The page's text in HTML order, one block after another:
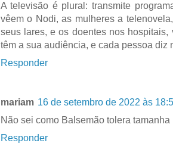
A televisão é plural: transmite
vêem o Nodi, as mulheres a
seus lares, e os doentes nos
têm a sua audiência, e cada pessoa diz
Responder
mariam 16 de setembro de 2022 às
Não sei como Balsemão tolera
Responder